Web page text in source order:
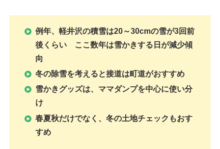
例年、軽井沢の積雪は20～30cmの雪が3回前
後くらい ここ数年は雪かきする日が減少傾
向
冬の除雪を考えると接道は町道がおすすめ
雪かきグッズは、ママダンプを中心に使い分
け
春夏秋だけでなく、冬の土地チェックもおす
すめ